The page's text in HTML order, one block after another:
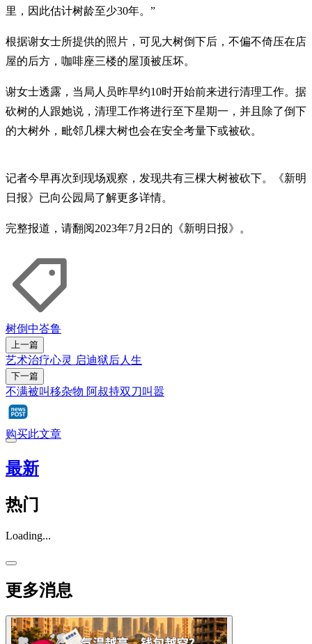
里，因此估计树龄至少30年。”
根据谢女士所提供的照片，可见大树倒下后，不偏不倚压在店
屋的后方，咖啡座三楼的屋顶被压坏。
谢女士透露，当局人员昨早约10时开始前来进行清理工作。据
砍树的人跟她说，清理工作将进行至下星期一，并且除了倒下
的大树外，毗邻几棵大树也会在安全考量下或被砍。
记者今早再次到现场观察，发现共有三棵大树被砍下。《新明
日报》已向公园局了解更多详情。
完整报道，请翻阅2023年7月2日的《新明日报》。
树倒中峇鲁
上一篇
艺术治疗心灵 启迪狱后人生
下一篇
不满被叫移杂物 阿叔持双刀叫嚣
购买此文章
最新
热门
Loading...
更多消息